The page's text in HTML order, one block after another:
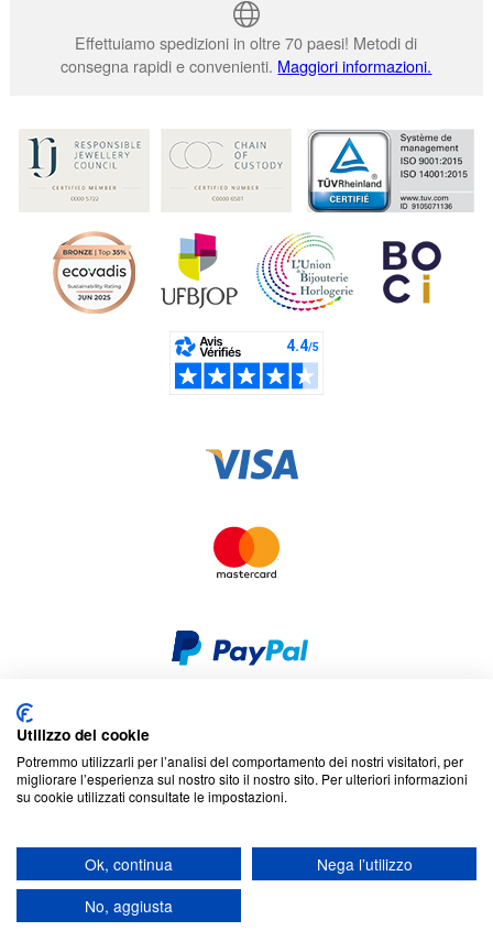
Effettuiamo spedizioni in oltre 70 paesi! Metodi di
consegna rapidi e convenienti. Maggiori informazioni.
Termini e condizioni
Mappa del sito
Francia. SA con capitale di 7 413 696,12 € - RCS Lyon B 412 399 792 -
Partita IVA intracomunitaria: 84412399792.
Codice APE : 4648Z
Utilizzo dei cookie
Potremmo utilizzarli per l’analisi del comportamento dei nostri visitatori, per
migliorare l’esperienza sul nostro sito il nostro sito. Per ulteriori informazioni
su cookie utilizzati consultate le impostazioni.
Ok, continua
Nega l’utilizzo
No, aggiusta